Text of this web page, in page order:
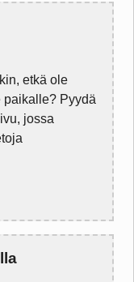
etkä ole
paikalle? Pyydä
jossa